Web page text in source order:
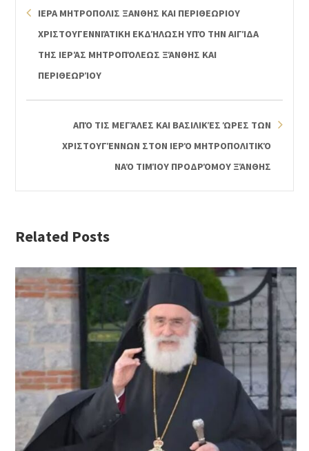
ΙΕΡΑ ΜΗΤΡΟΠΟΛΙΣ ΞΑΝΘΗΣ ΚΑΙ ΠΕΡΙΘΕΩΡΙΟΥ
ΧΡΙΣΤΟΥΓΕΝΝΙΆΤΙΚΗ ΕΚΔΉΛΩΣΗ ΥΠΌ ΤΗΝ ΑΙΓΊΔΑ
ΤΗΣ ΙΕΡΆΣ ΜΗΤΡΟΠΌΛΕΩΣ ΞΆΝΘΗΣ ΚΑΙ
ΠΕΡΙΘΕΩΡΊΟΥ
ΑΠΌ ΤΙΣ ΜΕΓΆΛΕΣ ΚΑΙ ΒΑΣΙΛΙΚΈΣ ΏΡΕΣ ΤΩΝ
ΧΡΙΣΤΟΥΓΈΝΝΩΝ ΣΤΟΝ ΙΕΡΌ ΜΗΤΡΟΠΟΛΙΤΙΚΌ
ΝΑΌ ΤΙΜΊΟΥ ΠΡΟΔΡΌΜΟΥ ΞΆΝΘΗΣ
Related Posts